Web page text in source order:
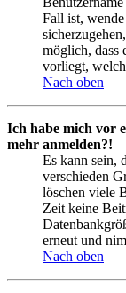
Fall ist,
möglich, dass
vorliegt,
Nach oben
Ich habe mich vor
mehr anmelden?!
Es kann sein,
verschieden
löschen viele
Zeit keine
erneut und
Nach oben